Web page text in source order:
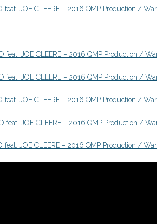
feat. JOE CLEERE – 2016 QMP Production /
feat. JOE CLEERE – 2016 QMP Production /
feat. JOE CLEERE – 2016 QMP Production /
feat. JOE CLEERE – 2016 QMP Production /
feat. JOE CLEERE – 2016 QMP Production /
feat. JOE CLEERE – 2016 QMP Production /